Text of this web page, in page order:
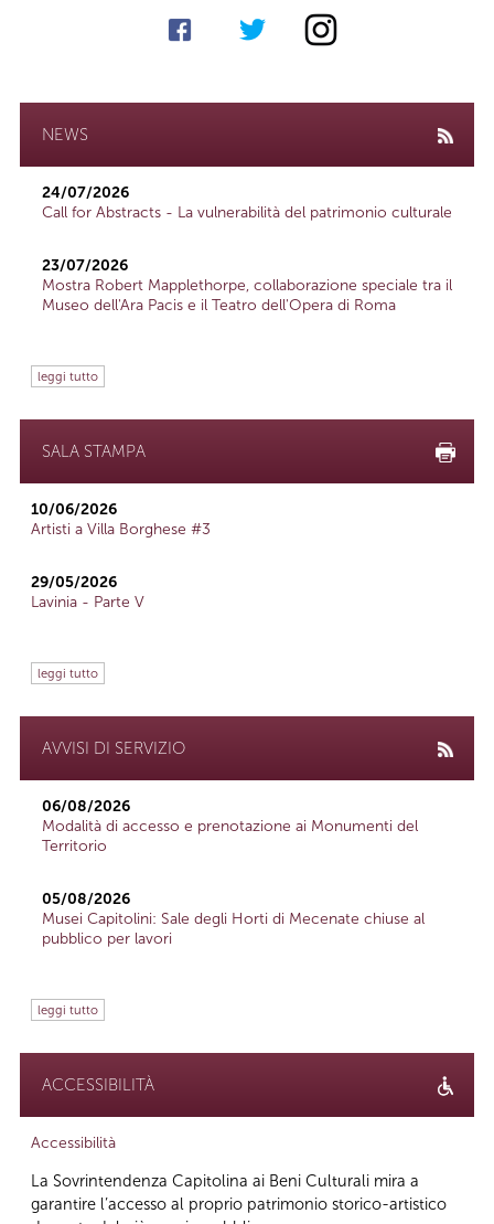
NEWS
24/07/2026
Call for Abstracts - La vulnerabilità del patrimonio culturale
23/07/2026
Mostra Robert Mapplethorpe, collaborazione speciale tra il
Museo dell'Ara Pacis e il Teatro dell'Opera di Roma
leggi tutto
SALA STAMPA
10/06/2026
Artisti a Villa Borghese #3
29/05/2026
Lavinia - Parte V
leggi tutto
AVVISI DI SERVIZIO
06/08/2026
Modalità di accesso e prenotazione ai Monumenti del
Territorio
05/08/2026
Musei Capitolini: Sale degli Horti di Mecenate chiuse al
pubblico per lavori
leggi tutto
ACCESSIBILITÀ
Accessibilità
La Sovrintendenza Capitolina ai Beni Culturali mira a
garantire l’accesso al proprio patrimonio storico-artistico